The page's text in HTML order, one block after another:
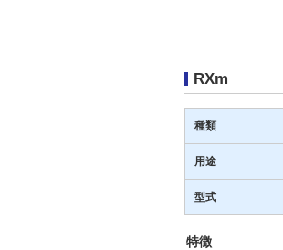
RXm
種類
用途
型式
特徴